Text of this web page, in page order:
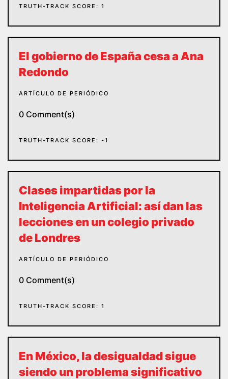
TRUTH-TRACK SCORE: 1
El gobierno de España cesa a Ana
Redondo
ARTÍCULO DE PERIÓDICO
0 Comment(s)
TRUTH-TRACK SCORE: -1
Clases impartidas por la
Inteligencia Artificial: así dan las
lecciones en un colegio privado
de Londres
ARTÍCULO DE PERIÓDICO
0 Comment(s)
TRUTH-TRACK SCORE: 1
En México, la desigualdad sigue
siendo un problema significativo